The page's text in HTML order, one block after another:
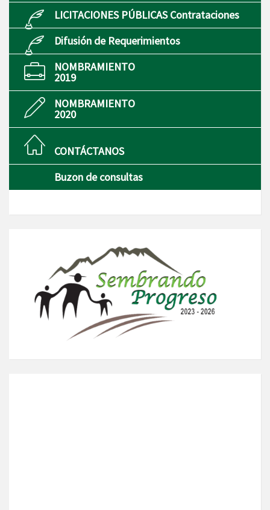
LICITACIONES PÚBLICAS Contrataciones
Difusión de Requerimientos
NOMBRAMIENTO
2019
NOMBRAMIENTO
2020
CONTÁCTANOS
Buzon de consultas